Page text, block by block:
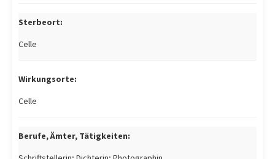
Sterbeort:
Celle
Wirkungsorte:
Celle
Berufe, Ämter, Tätigkeiten: